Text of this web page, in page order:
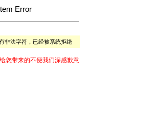
Error
非法字符，已经被系统拒绝
您带来的不便我们深感歉意